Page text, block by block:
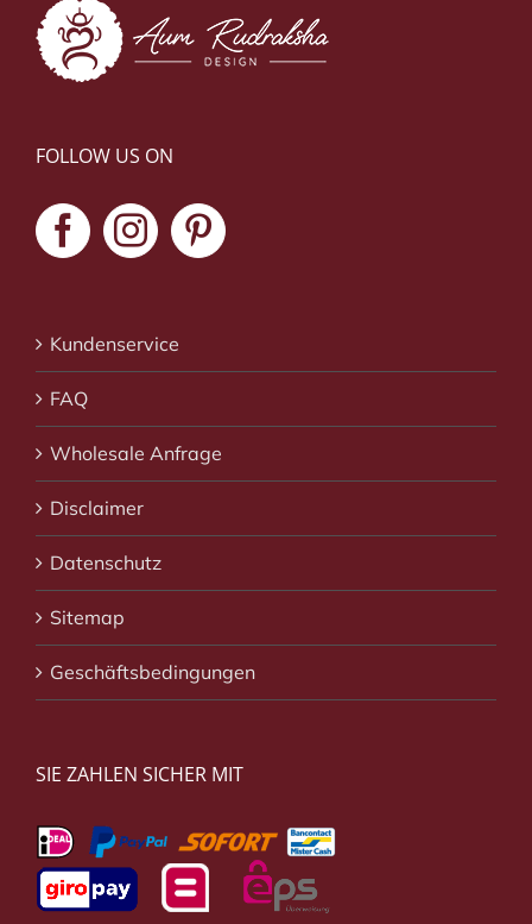
FOLLOW US ON
Kundenservice
FAQ
Wholesale Anfrage
Disclaimer
Datenschutz
Sitemap
Geschäftsbedingungen
SIE ZAHLEN SICHER MIT